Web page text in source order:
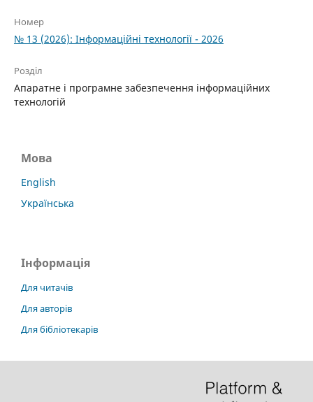
Номер
№ 13 (2026): Інформаційні технології - 2026
Розділ
Апаратне і програмне забезпечення інформаційних
технологій
Мова
English
Українська
Інформація
Для читачів
Для авторів
Для бібліотекарів